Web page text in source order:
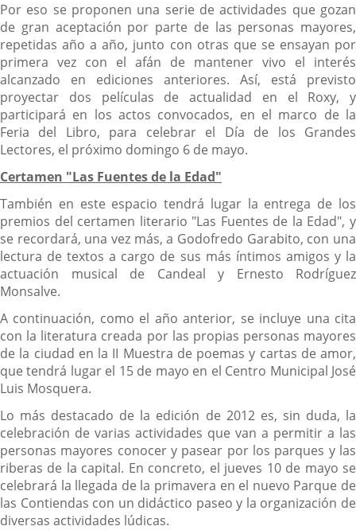
Por eso se proponen una serie de actividades que gozan
de gran aceptación por parte de las personas mayores,
repetidas año a año, junto con otras que se ensayan por
primera vez con el afán de mantener vivo el interés
alcanzado en ediciones anteriores. Así, está previsto
proyectar dos películas de actualidad en el Roxy, y
participará en los actos convocados, en el marco de la
Feria del Libro, para celebrar el Día de los Grandes
Lectores, el próximo domingo 6 de mayo.
Certamen "Las Fuentes de la Edad"
También en este espacio tendrá lugar la entrega de los
premios del certamen literario "Las Fuentes de la Edad", y
se recordará, una vez más, a Godofredo Garabito, con una
lectura de textos a cargo de sus más íntimos amigos y la
actuación musical de Candeal y Ernesto Rodríguez
Monsalve.
A continuación, como el año anterior, se incluye una cita
con la literatura creada por las propias personas mayores
de la ciudad en la II Muestra de poemas y cartas de amor,
que tendrá lugar el 15 de mayo en el Centro Municipal José
Luis Mosquera.
Lo más destacado de la edición de 2012 es, sin duda, la
celebración de varias actividades que van a permitir a las
personas mayores conocer y pasear por los parques y las
riberas de la capital. En concreto, el jueves 10 de mayo se
celebrará la llegada de la primavera en el nuevo Parque de
las Contiendas con un didáctico paseo y la organización de
diversas actividades lúdicas.